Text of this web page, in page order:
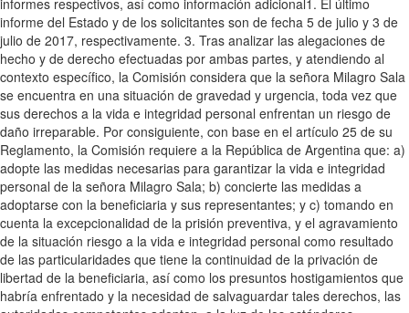
informes respectivos, así como información adicional1. El último
informe del Estado y de los solicitantes son de fecha 5 de julio y 3 de
julio de 2017, respectivamente. 3. Tras analizar las alegaciones de
hecho y de derecho efectuadas por ambas partes, y atendiendo al
contexto específico, la Comisión considera que la señora Milagro Sala
se encuentra en una situación de gravedad y urgencia, toda vez que
sus derechos a la vida e integridad personal enfrentan un riesgo de
daño irreparable. Por consiguiente, con base en el artículo 25 de su
Reglamento, la Comisión requiere a la República de Argentina que: a)
adopte las medidas necesarias para garantizar la vida e integridad
personal de la señora Milagro Sala; b) concierte las medidas a
adoptarse con la beneficiaria y sus representantes; y c) tomando en
cuenta la excepcionalidad de la prisión preventiva, y el agravamiento
de la situación riesgo a la vida e integridad personal como resultado
de las particularidades que tiene la continuidad de la privación de
libertad de la beneficiaria, así como los presuntos hostigamientos que
habría enfrentado y la necesidad de salvaguardar tales derechos, las